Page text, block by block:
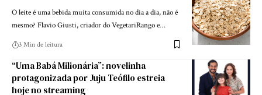
O leite é uma bebida muita consumida no dia a dia, não é
mesmo? Flavio Giusti, criador do VegetariRango e…
3 Min de leitura
“Uma Babá Milionária”: novelinha
protagonizada por Juju Teófilo estreia
hoje no streaming